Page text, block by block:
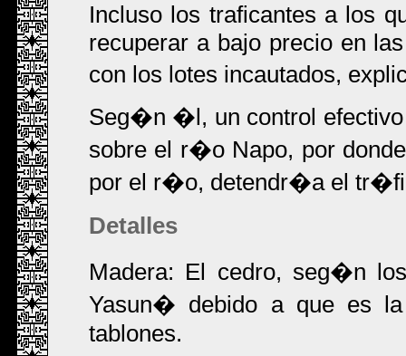
Incluso los traficantes a los
recuperar a bajo precio en
con los lotes incautados,
Seg�n �l, un control
sobre el r�o Napo, por
por el r�o, detendr�a el
Detalles
Madera: El cedro, seg�n
Yasun� debido a que es
tablones.